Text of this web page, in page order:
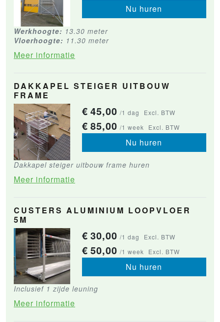
Nu huren
Werkhoogte: 13.30 meter
Vloerhoogte: 11.30 meter
Meer informatie
DAKKAPEL STEIGER UITBOUW
FRAME
€ 45,00 /1 dag Excl. BTW
€ 85,00 /1 week Excl. BTW
Nu huren
Dakkapel steiger uitbouw frame huren
Meer informatie
CUSTERS ALUMINIUM LOOPVLOER
5M
€ 30,00 /1 dag Excl. BTW
€ 50,00 /1 week Excl. BTW
Nu huren
Inclusief 1 zijde leuning
Meer informatie